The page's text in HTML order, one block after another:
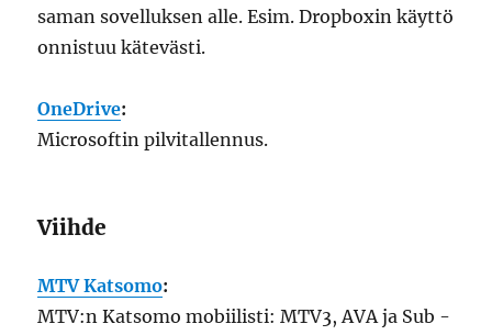
saman sovelluksen alle. Esim. Dropboxin käyttö
onnistuu kätevästi.
OneDrive:
Microsoftin pilvitallennus.
Viihde
MTV Katsomo:
MTV:n Katsomo mobiilisti: MTV3, AVA ja Sub -